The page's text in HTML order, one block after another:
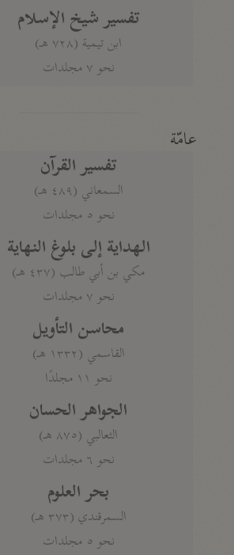
تفسير شيخ الإسلام
ابن تيمية (٧٢٨ هـ)
نحو ٧ مجلدات
عامّة
تفسير القرآن
السمعاني (٤٨٩ هـ)
نحو ٥ مجلدات
الهداية إلى بلوغ النهاية
مكي بن أبي طالب (٤٣٧ هـ)
نحو ٧ مجلدات
محاسن التأويل
القاسمي (١٣٣٢ هـ)
نحو ١١ مجلدًا
الجواهر الحسان
الثعالبي (٨٧٥ هـ)
نحو ٦ مجلدات
بحر العلوم
السمرقندي (٣٧٣ هـ)
نحو ٥ مجلدات